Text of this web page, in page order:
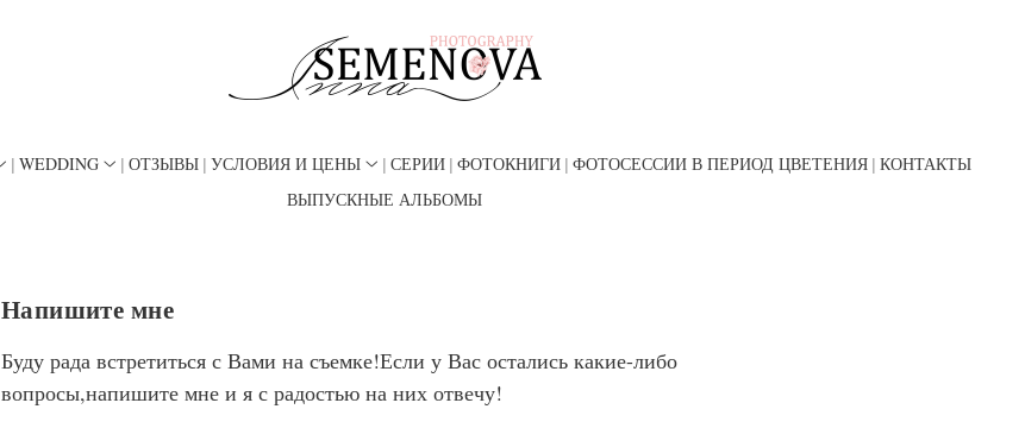
WEDDING ОТЗЫВЫ УСЛОВИЯ И ЦЕНЫ СЕРИИ ФОТОКНИГИ ФОТОСЕССИИ В ПЕРИОД ЦВЕТЕНИЯ КОНТАКТЫ
ВЫПУСКНЫЕ АЛЬБОМЫ
Напишите мне
Буду рада встретиться с Вами на съемке!Если у Вас остались какие-либо
вопросы,напишите мне и я с радостью на них отвечу!